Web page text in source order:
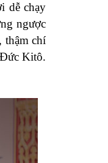
dễ chạy
ngược
thậm chí
Kitô.